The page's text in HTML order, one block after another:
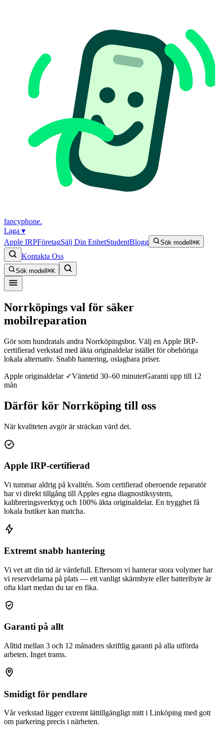
fancyphone.
Laga ▾
Apple IRPFöretagSälj Din EnhetStudentBlogg Sök modell ⌘K
Kontakta Oss
Sök modell ⌘K
Norrköpings val för säker
mobilreparation
Gör som hundratals andra Norrköpingsbor. Välj en Apple IRP-
certifierad verkstad med äkta originaldelar istället för obehöriga
lokala alternativ. Snabb hantering, oslagbara priser.
Apple originaldelar ✓Väntetid 30–60 minuterGaranti upp till 12
mån
Därför kör Norrköping till oss
När kvaliteten avgör är sträckan värd det.
Apple IRP-certifierad
Vi tummar aldrig på kvalitén. Som certifierad oberoende reparatör
har vi direkt tillgång till Apples egna diagnostiksystem,
kalibreringsverktyg och 100% äkta originaldelar. En trygghet få
lokala butiker kan matcha.
Extremt snabb hantering
Vi vet att din tid är värdefull. Eftersom vi hanterar stora volymer har
vi reservdelarna på plats — ett vanligt skärmbyte eller batteribyte är
ofta klart medan du tar en fika.
Garanti på allt
Alltid mellan 3 och 12 månaders skriftlig garanti på alla utförda
arbeten. Inget trams.
Smidigt för pendlare
Vår verkstad ligger extremt lättillgängligt mitt i Linköping med gott
om parkering precis i närheten.